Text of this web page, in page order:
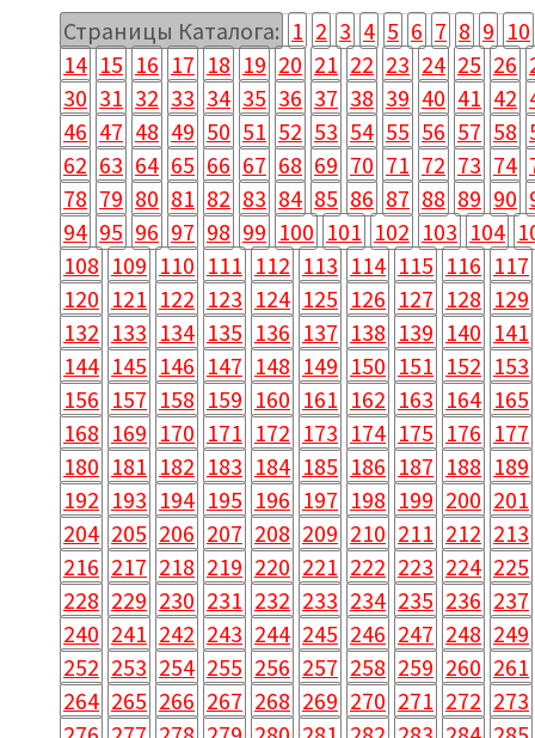
Страницы Каталога: 1 2 3 4 5 6 7 8 9 10
14 15 16 17 18 19 20 21 22 23 24 25 26
30 31 32 33 34 35 36 37 38 39 40 41 42
46 47 48 49 50 51 52 53 54 55 56 57 58
62 63 64 65 66 67 68 69 70 71 72 73 74
78 79 80 81 82 83 84 85 86 87 88 89 90
94 95 96 97 98 99 100 101 102 103 104
108 109 110 111 112 113 114 115 116 117
120 121 122 123 124 125 126 127 128 129
132 133 134 135 136 137 138 139 140 141
144 145 146 147 148 149 150 151 152 153
156 157 158 159 160 161 162 163 164 165
168 169 170 171 172 173 174 175 176 177
180 181 182 183 184 185 186 187 188 189
192 193 194 195 196 197 198 199 200 201
204 205 206 207 208 209 210 211 212 213
216 217 218 219 220 221 222 223 224 225
228 229 230 231 232 233 234 235 236 237
240 241 242 243 244 245 246 247 248 249
252 253 254 255 256 257 258 259 260 261
264 265 266 267 268 269 270 271 272 273